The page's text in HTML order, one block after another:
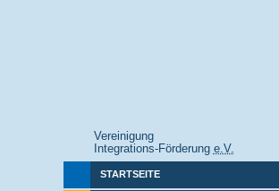
Vereinigung
Integrations-Förderung e.V.
STARTSEITE